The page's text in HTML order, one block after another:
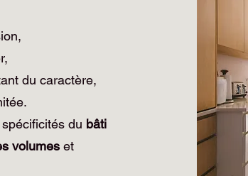
du caractère,
du bâti
volumes et